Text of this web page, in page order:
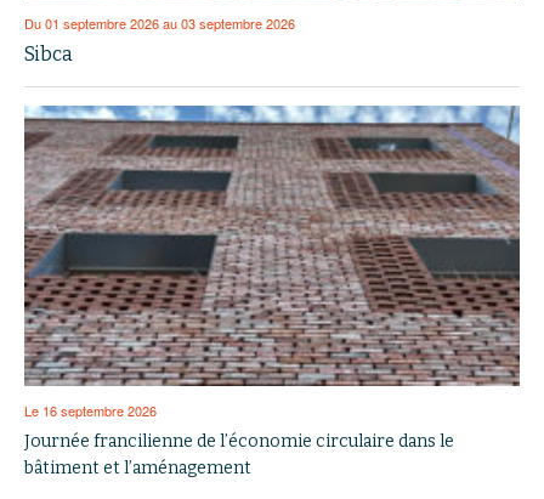
Du 01 septembre 2026 au 03 septembre 2026
Sibca
Le 16 septembre 2026
Journée francilienne de l’économie circulaire dans le
bâtiment et l’aménagement